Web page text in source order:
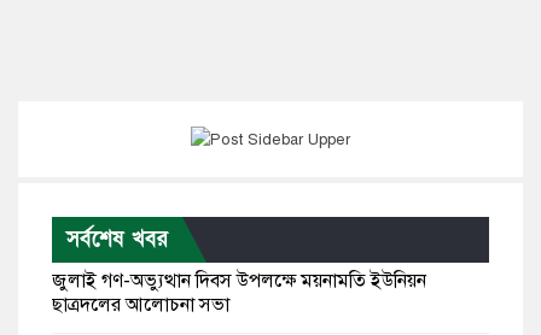
সর্বশেষ খবর
জুলাই গণ-অভ্যুত্থান দিবস উপলক্ষে ময়নামতি ইউনিয়ন
ছাত্রদলের আলোচনা সভা